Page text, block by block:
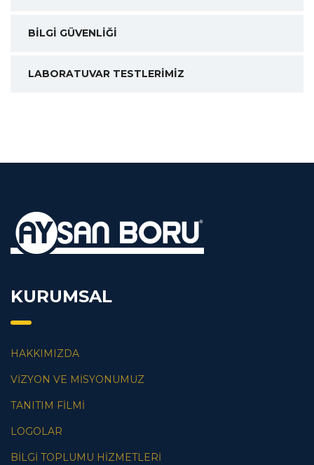
BİLGİ GÜVENLİĞİ
LABORATUVAR TESTLERİMİZ
KURUMSAL
HAKKIMIZDA
VİZYON VE MİSYONUMUZ
TANITIM FİLMİ
LOGOLAR
BİLGİ TOPLUMU HİZMETLERİ